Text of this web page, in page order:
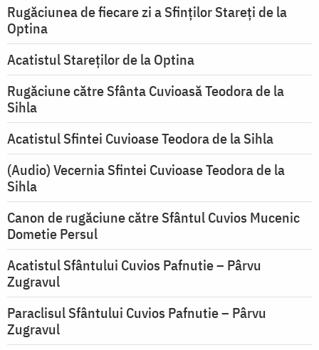
Rugăciunea de fiecare zi a Sfinților Stareți de la
Optina
Acatistul Stareţilor de la Optina
Rugăciune către Sfânta Cuvioasă Teodora de la
Sihla
Acatistul Sfintei Cuvioase Teodora de la Sihla
(Audio) Vecernia Sfintei Cuvioase Teodora de la
Sihla
Canon de rugăciune către Sfântul Cuvios Mucenic
Dometie Persul
Acatistul Sfântului Cuvios Pafnutie – Pârvu
Zugravul
Paraclisul Sfântului Cuvios Pafnutie – Pârvu
Zugravul